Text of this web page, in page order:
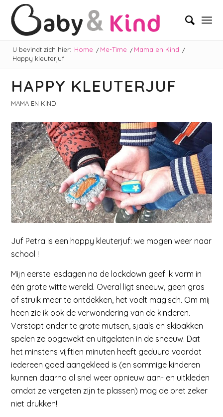
U bevindt zich hier: Home / Me-Time / Mama en Kind /
Happy kleuterjuf
HAPPY KLEUTERJUF
MAMA EN KIND
Juf Petra is een happy kleuterjuf: we mogen weer naar
school !
Mijn eerste lesdagen na de lockdown geef ik vorm in
één grote witte wereld. Overal ligt sneeuw, geen gras
of struik meer te ontdekken, het voelt magisch. Om mij
heen zie ik ook de verwondering van de kinderen.
Verstopt onder te grote mutsen, sjaals en skipakken
spelen ze opgewekt en uitgelaten in de sneeuw. Dat
het minstens vijftien minuten heeft geduurd voordat
iedereen goed aangekleed is (en sommige kinderen
kunnen daarna al snel weer opnieuw aan- en uitkleden
omdat ze vergeten zijn te plassen) mag de pret zeker
niet drukken!